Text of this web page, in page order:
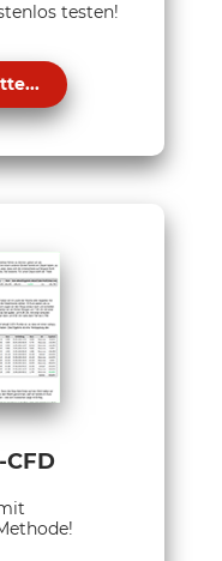
testen!